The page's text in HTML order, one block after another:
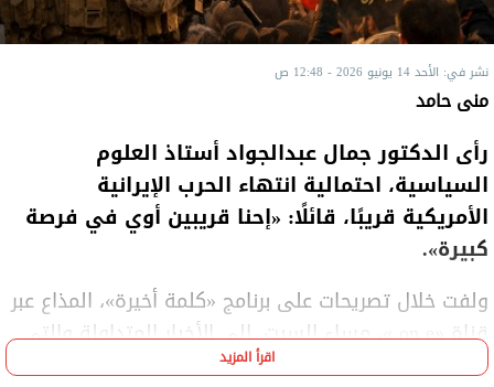
نشر في: الأحد 14 يونيو 2026 - 12:48 ص
منى حامد
رأى الدكتور جمال عبدالجواد أستاذ العلوم
السياسية، احتمالية انتهاء الحرب الإيرانية
الأمريكية قريبًا، قائلًا: «إحنا قريبين أوي في فرصة
كبيرة».
ولفت خلال تصريحات على برنامج «كلمة أخيرة»، المذاع عبر
قناة «on e »، مساء السبت، إلى الأخبار المتداولة والتي
تُشير إلى توصل كلا الجانبين الإيراني الأمريكي لاتفاق،
اقرأ المزيد